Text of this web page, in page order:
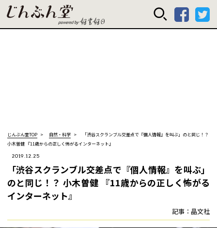
じんぶん堂
じんぶん堂TOP 自然・科学
「渋谷スクランブル交差点で『個人情報』を叫ぶ」のと同じ！？
小木曽健 『11歳からの正しく怖がるインターネット』
2019.12.25
「渋谷スクランブル交差点で『個人情報』を叫ぶ」
のと同じ！？ 小木曽健 『11歳からの正しく怖がる
インターネット』
記事：晶文社